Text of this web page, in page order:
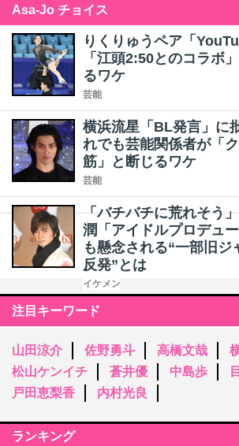
Asa-Jo チョイス
りくりゅうペア「
「江頭2:50とのコラボ
るワケ
芸能
横浜流星「BL発言」に
れでも芸能関係者が「
筋」と断じるワケ
芸能
「バチバチに荒れそう
潤「アイドルプロデュ
も懸念される“一部旧ジ
反発”とは
イケメン
注目キーワード
山田涼介 佐野勇斗 高橋文哉
松山ケンイチ
蒼井優 中島歩
戸田恵梨香
内村光良
ランキング